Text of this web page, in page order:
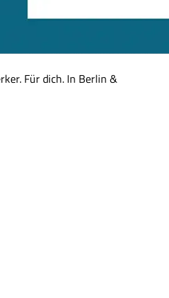
Für dich. In Berlin &